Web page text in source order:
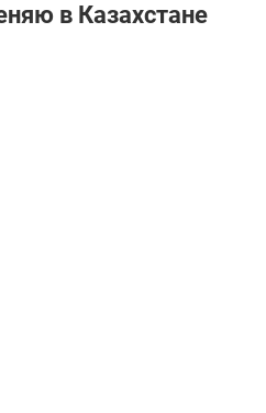
в Казахстане